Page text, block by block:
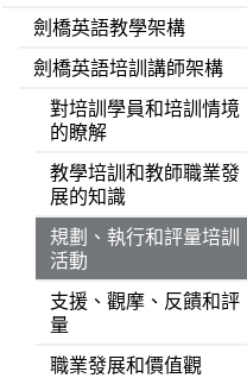
劍橋英語教學架構
劍橋英語培訓講師架構
對培訓學員和培訓情境
的瞭解
教學培訓和教師職業發
展的知識
規劃、執行和評量培訓
活動
支援、觀摩、反饋和評
量
職業發展和價值觀